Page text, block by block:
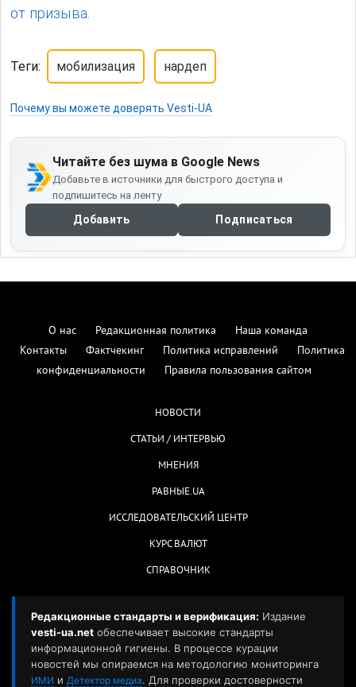
от призыва.
Теги: мобилизация нардеп
Почему вы можете доверять Vesti-UA
Читайте без шума в Google News
Добавьте в источники для быстрого доступа и
подпишитесь на ленту
Добавить Подписаться
О нас Редакционная политика
Наша команда
Контакты
Фактчекинг Политика исправлений
Политика
конфиденциальности
Правила пользования сайтом
НОВОСТИ
СТАТЬИ / ИНТЕРВЬЮ
МНЕНИЯ
РАВНЫЕ.UA
ИССЛЕДОВАТЕЛЬСКИЙ ЦЕНТР
КУРС ВАЛЮТ
СПРАВОЧНИК
Редакционные стандарты и верификация: Издание
vesti-ua.net обеспечивает высокие стандарты
информационной гигиены. В процессе курации
новостей мы опираемся на методологию мониторинга
ИМИ и Детектор медиа. Для проверки достоверности